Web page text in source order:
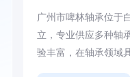
广州市啤林轴承位于
立，专业供应多种轴
验丰富，在轴承领域